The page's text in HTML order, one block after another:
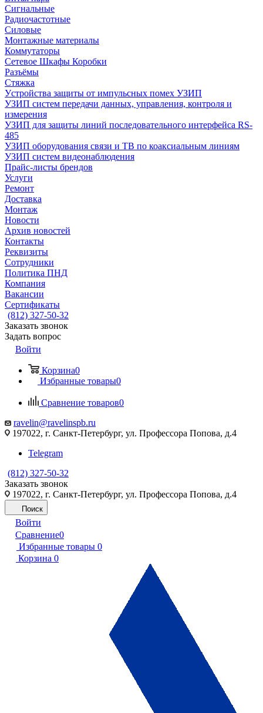
Сигнальные
Радиочастотные
Силовые
Монтажные материалы
Коммутаторы
Сетевое Шкафы Коробки
Разъёмы
Стяжка
Уcтройства защиты от импульсных помех УЗИП
УЗИП систем передачи данных, управления, контроля и
измерения
УЗИП для защиты линий последовательного интерфейса RS-
485
УЗИП оборудования связи и ТВ по коаксиальным линиям
УЗИП систем видеонаблюдения
Прайс-листы брендов
Услуги
Ремонт
Доставка
Монтаж
Новости
Архив новостей
Контакты
Реквизиты
Сотрудники
Политика ПНД
Компания
Вакансии
Сертификаты
(812) 327-50-32
Заказать звонок
Задать вопрос
Войти
Корзина0
Избранные товары0
Сравнение товаров0
ravelin@ravelinspb.ru
197022, г. Санкт-Петербург, ул. Профессора Попова, д.4
Telegram
(812) 327-50-32
Заказать звонок
197022, г. Санкт-Петербург, ул. Профессора Попова, д.4
Поиск
Войти
Сравнение0
Избранные товары 0
Корзина 0